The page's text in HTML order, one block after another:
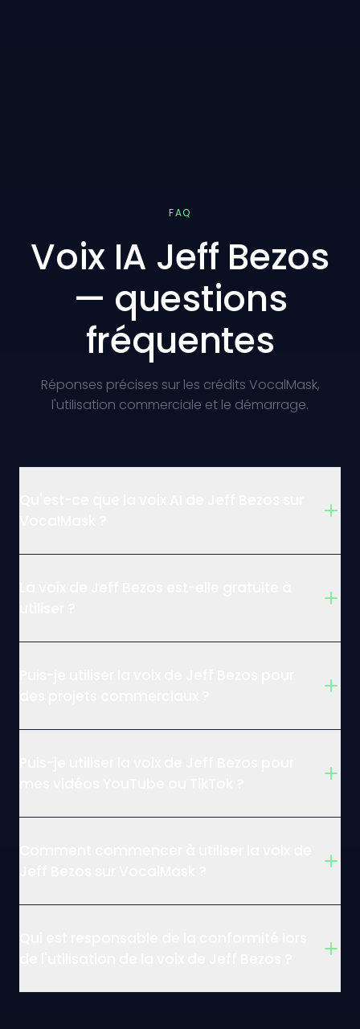
FAQ
Voix IA Jeff Bezos
— questions
fréquentes
Réponses précises sur les crédits VocalMask,
l'utilisation commerciale et le démarrage.